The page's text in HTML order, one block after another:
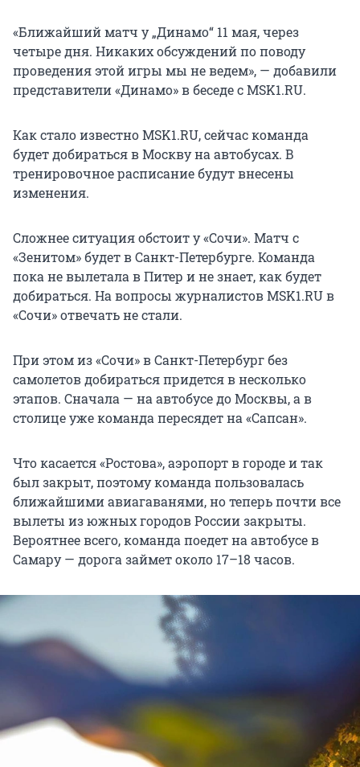
«Ближайший матч у „Динамо“ 11 мая, через
четыре дня. Никаких обсуждений по поводу
проведения этой игры мы не ведем», — добавили
представители «Динамо» в беседе с MSK1.RU.
Как стало известно MSK1.RU, сейчас команда
будет добираться в Москву на автобусах. В
тренировочное расписание будут внесены
изменения.
Сложнее ситуация обстоит у «Сочи». Матч с
«Зенитом» будет в Санкт-Петербурге. Команда
пока не вылетала в Питер и не знает, как будет
добираться. На вопросы журналистов MSK1.RU в
«Сочи» отвечать не стали.
При этом из «Сочи» в Санкт-Петербург без
самолетов добираться придется в несколько
этапов. Сначала — на автобусе до Москвы, а в
столице уже команда пересядет на «Сапсан».
Что касается «Ростова», аэропорт в городе и так
был закрыт, поэтому команда пользовалась
ближайшими авиагаванями, но теперь почти все
вылеты из южных городов России закрыты.
Вероятнее всего, команда поедет на автобусе в
Самару — дорога займет около 17–18 часов.